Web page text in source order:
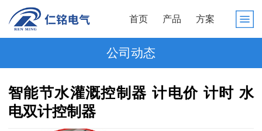
首页 产品 方案
公司动态
智能节水灌溉控制器 计电价 计时 水
电双计控制器